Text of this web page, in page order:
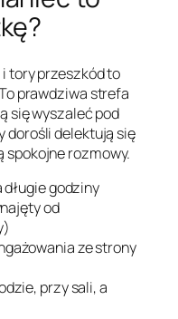
tory przeszkód to
prawdziwa strefa
się wyszaleć pod
dorośli delektują się
spokojne rozmowy.
godziny
od
ze strony
przy sali, a